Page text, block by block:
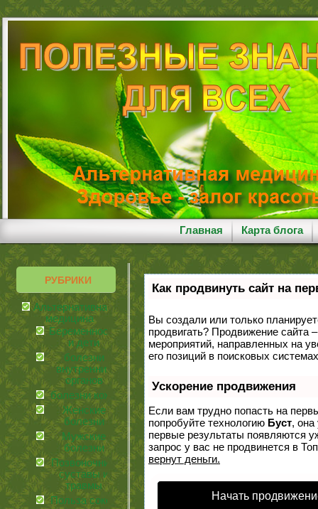
Главная Карта блога
РУБРИКИ
Альтернативная
медицина
Беременность
и дети
болезни
внутренних
органов
болезни кожи
Женские
болезни
Мужские
болезни
Позвоночник,
суставы и
травмы
Польза соков
Как продвинуть сайт на
Вы создали или только
продвигать? Продвижение сайта
мероприятий, направленных на
его позиций в поисковых
Ускорение продвижения
Если вам трудно попасть на
попробуйте технологию Буст, она
первые результаты появляются
запрос у вас не продвинется в
вернут деньги.
Начать